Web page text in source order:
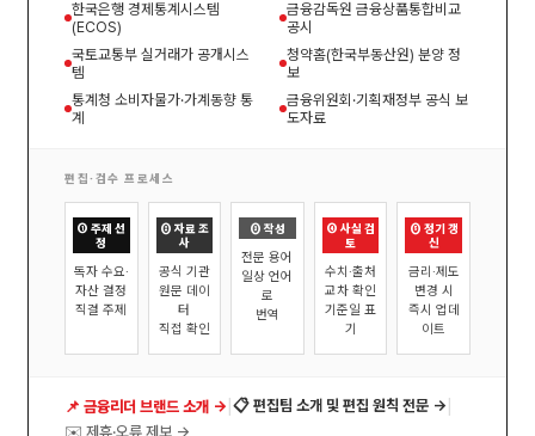
한국은행 경제통계시스템
(ECOS)
금융감독원 금융상품통합비교
공시
국토교통부 실거래가 공개시스
템
청약홈(한국부동산원) 분양 정
보
통계청 소비자물가·가계동향 통
계
금융위원회·기획재정부 공식 보
도자료
편집·검수 프로세스
① 주제 선
정
독자 수요·
자산 결정
직결 주제
② 자료 조
사
공식 기관
원문 데이
터
직접 확인
③ 작성
전문 용어
일상 언어
로
번역
④ 사실 검
토
수치·출처
교차 확인
기준일 표
기
⑤ 정기 갱
신
금리·제도
변경 시
즉시 업데
이트
📌 금융리더 브랜드 소개 → 📋 편집팀 소개 및 편집 원칙 전문 →
✉️ 제휴·오류 제보 →